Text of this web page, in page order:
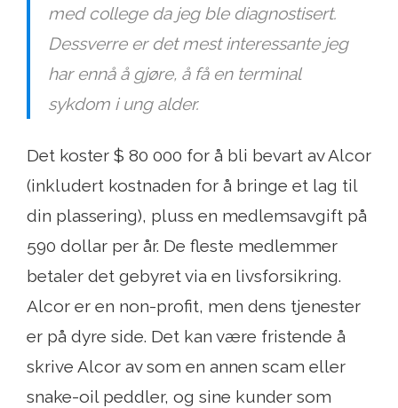
med college da jeg ble diagnostisert.
Dessverre er det mest interessante jeg
har ennå å gjøre, å få en terminal
sykdom i ung alder.
Det koster $ 80 000 for å bli bevart av Alcor
(inkludert kostnaden for å bringe et lag til
din plassering), pluss en medlemsavgift på
590 dollar per år. De fleste medlemmer
betaler det gebyret via en livsforsikring.
Alcor er en non-profit, men dens tjenester
er på dyre side. Det kan være fristende å
skrive Alcor av som en annen scam eller
snake-oil peddler, og sine kunder som